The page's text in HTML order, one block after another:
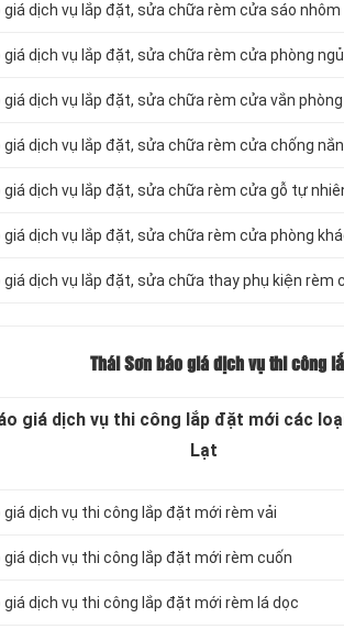
giá dịch vụ lắp đặt, sửa chữa rèm cửa sáo nhôm
giá dịch vụ lắp đặt, sửa chữa rèm cửa phòng ngủ
giá dịch vụ lắp đặt, sửa chữa rèm cửa vắn phòng
giá dịch vụ lắp đặt, sửa chữa rèm cửa chống
giá dịch vụ lắp đặt, sửa chữa rèm cửa gỗ tự
giá dịch vụ lắp đặt, sửa chữa rèm cửa phòng
giá dịch vụ lắp đặt, sửa chữa thay phụ kiện rèm
Thái Sơn báo giá dịch vụ thi công
giá dịch vụ thi công lắp đặt mới các
Lạt
giá dịch vụ thi công lắp đặt mới rèm vải
giá dịch vụ thi công lắp đặt mới rèm cuốn
giá dịch vụ thi công lắp đặt mới rèm lá dọc